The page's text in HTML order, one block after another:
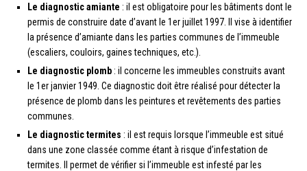
Le diagnostic amiante : il est obligatoire pour les bâtiments dont le
permis de construire date d’avant le 1er juillet 1997. Il vise à identifier
la présence d’amiante dans les parties communes de l’immeuble
(escaliers, couloirs, gaines techniques, etc.).
Le diagnostic plomb : il concerne les immeubles construits avant
le 1er janvier 1949. Ce diagnostic doit être réalisé pour détecter la
présence de plomb dans les peintures et revêtements des parties
communes.
Le diagnostic termites : il est requis lorsque l’immeuble est situé
dans une zone classée comme étant à risque d’infestation de
termites. Il permet de vérifier si l’immeuble est infesté par les